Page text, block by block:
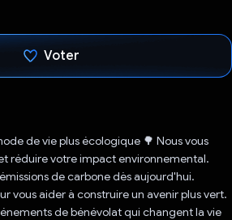
Voter
de vie plus écologique 🌳 Nous vous
réduire votre impact environnemental.
de carbone dès aujourd'hui.
vous aider à construire un avenir plus vert.
de bénévolat qui changent la vie